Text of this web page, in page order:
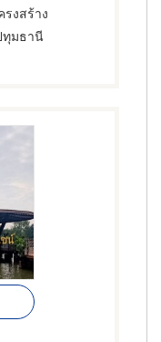
งสร้าง
ทุมธานี